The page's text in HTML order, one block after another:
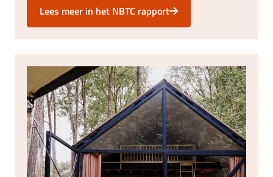
Lees meer in het NBTC rapport